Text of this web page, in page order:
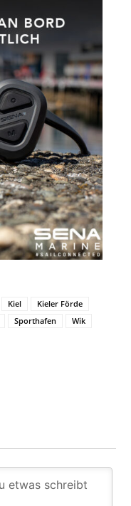
Kiel
Kieler Förde
Sporthafen
Wik